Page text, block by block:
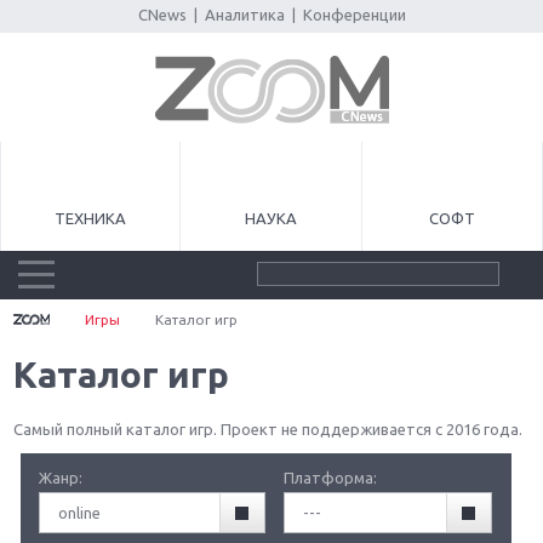
CNews Аналитика Конференции
ТЕХНИКА НАУКА СОФТ
Игры Каталог игр
Каталог игр
Самый полный каталог игр. Проект не поддерживается с 2016 года.
Жанр:
online
Платформа:
---